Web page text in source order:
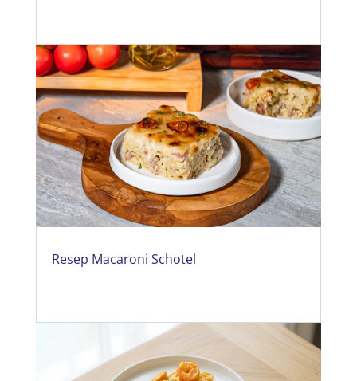
Resep Macaroni Schotel